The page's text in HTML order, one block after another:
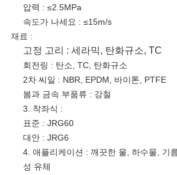
인
용
문
을
요
구
압력 : ≤2.5MPa
속도가 나세요 : ≤15m/s
재료 :
고정 고리 : 세라믹, 탄화규소, TC
회전링 : 탄소, TC, 탄화규소
2차 씨일 : NBR, EPDM, 바이톤, PTFE
봄과 금속 부품류 : 강철
3. 착좌식 :
표준 : JRG60
대안 : JRG6
4. 애플리케이션 : 깨끗한 물, 하수물, 기
성 유체